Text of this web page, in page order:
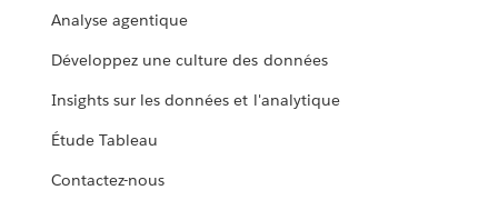
Analyse agentique
Développez une culture des données
Insights sur les données et l'analytique
Étude Tableau
Contactez-nous